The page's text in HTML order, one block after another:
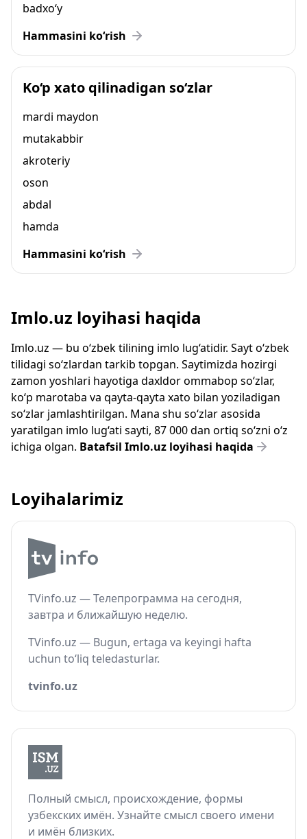
badxo‘y
Hammasini ko‘rish
Ko‘p xato qilinadigan so‘zlar
mardi maydon
mutakabbir
akroteriy
oson
abdal
hamda
Hammasini ko‘rish
Imlo.uz loyihasi haqida
Imlo.uz — bu o‘zbek tilining imlo lug‘atidir. Sayt o‘zbek
tilidagi so‘zlardan tarkib topgan. Saytimizda hozirgi
zamon yoshlari hayotiga daxldor ommabop so‘zlar,
ko‘p marotaba va qayta-qayta xato bilan yoziladigan
so‘zlar jamlashtirilgan. Mana shu so‘zlar asosida
yaratilgan imlo lug‘ati sayti, 87 000 dan ortiq so‘zni o‘z
ichiga olgan. Batafsil Imlo.uz loyihasi haqida
Loyihalarimiz
TVinfo.uz — Телепрограмма на сегодня,
завтра и ближайшую неделю.
TVinfo.uz — Bugun, ertaga va keyingi hafta
uchun to‘liq teledasturlar.
tvinfo.uz
Полный смысл, происхождение, формы
узбекских имён. Узнайте смысл своего имени
и имён близких.